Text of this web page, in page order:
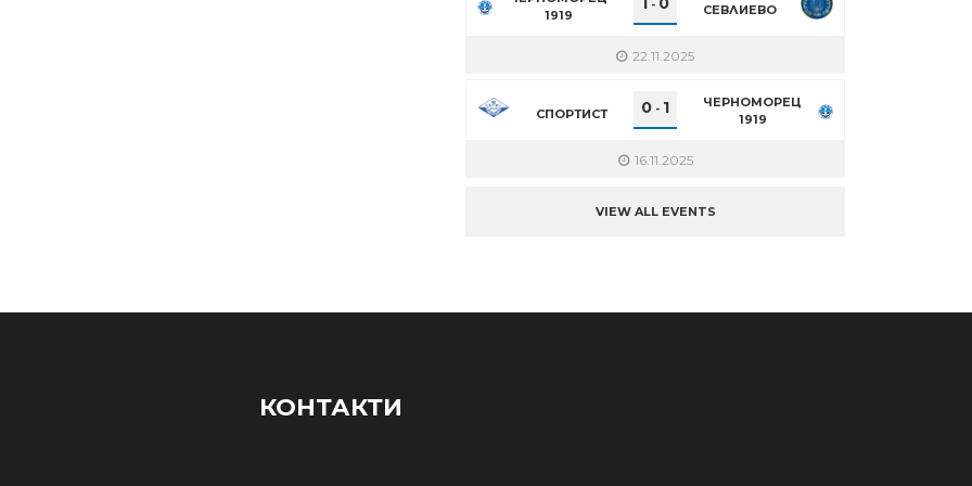
1919
- СЕВЛИЕВО
22.11.2025
СПОРТИСТ 0 - 1
ЧЕРНОМОРЕЦ
1919
16.11.2025
VIEW ALL EVENTS
КОНТАКТИ